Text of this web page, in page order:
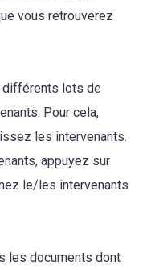
vous retrouverez
différents lots de
Pour cela,
les intervenants.
appuyez sur
le/les intervenants
les documents dont